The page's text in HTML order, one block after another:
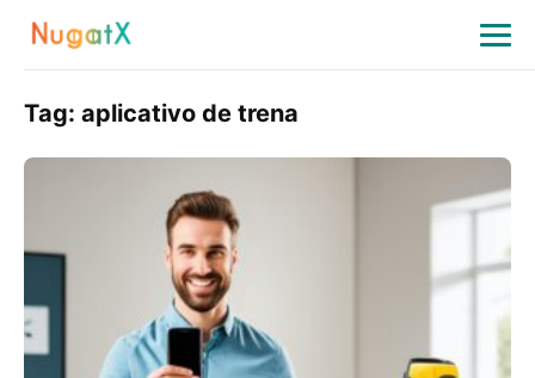
Tag: aplicativo de trena